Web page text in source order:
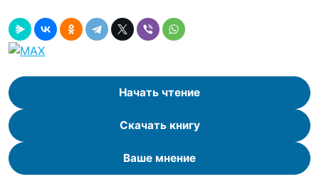
Начать чтение
Скачать книгу
Ваше мнение